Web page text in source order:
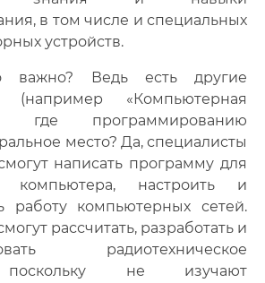
в том числе и специальных
устройств.
важно? Ведь есть другие
(например «Компьютерная
где программированию
место? Да, специалисты
написать программу для
компьютера, настроить и
работу компьютерных сетей.
рассчитать, разработать и
радиотехническое
поскольку не изучают